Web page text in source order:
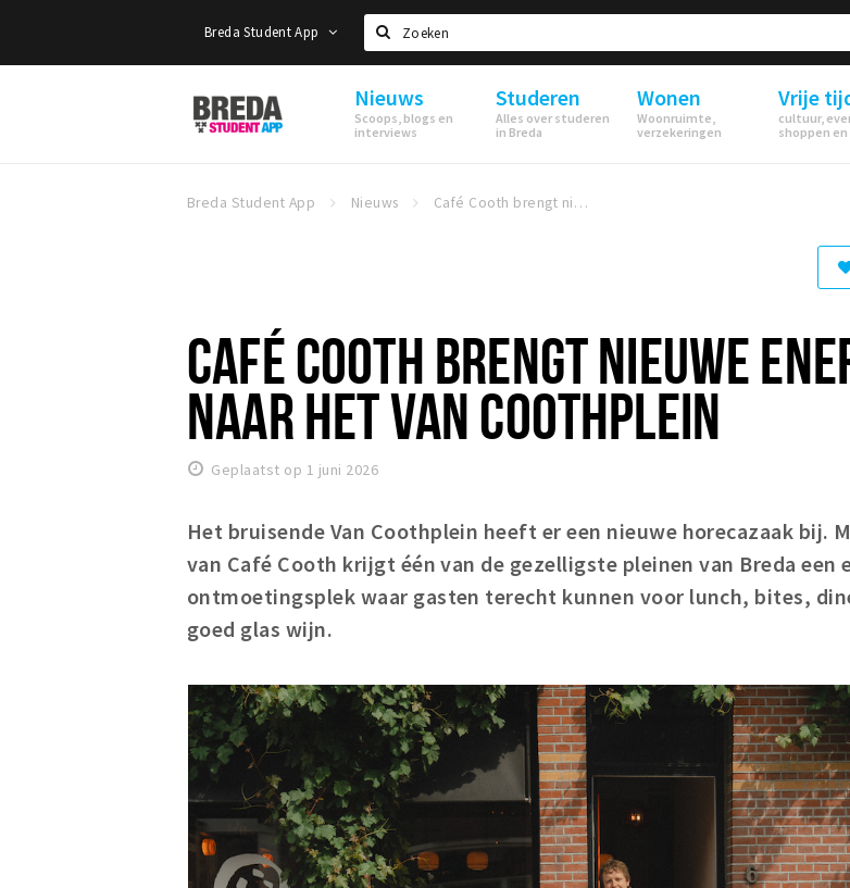
Breda Student App
Zoeken
Breda
Student
Nieuws
Scoops, blogs en
interviews
Studeren
Alles over studeren
in Breda
Wonen
Woonruimte,
verzekeringen
Vrije
cultuur,
shoppen
Breda Student App Nieuws Café Cooth brengt nieuwe energie naar het Van Coothplein
CAFÉ COOTH BRENGT NIEUWE
NAAR HET VAN COOTHPLEIN
Geplaatst op 1 juni 2026
Het bruisende Van Coothplein heeft er een nieuwe horecazaak bij.
van Café Cooth krijgt één van de gezelligste pleinen van Breda een
ontmoetingsplek waar gasten terecht kunnen voor lunch, bites,
goed glas wijn.